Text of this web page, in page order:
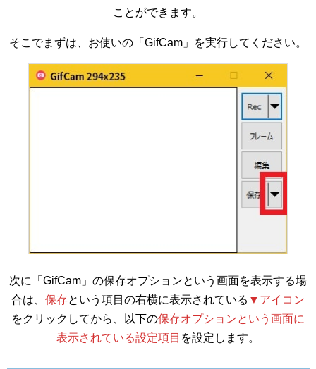
ことができます。
そこでまずは、お使いの「GifCam」を実行してください。
次に「GifCam」の保存オプションという画面を表示する場
合は、 保存という項目の右横に表示されている ▼アイコン
をクリックしてから、以下の保存オプションという画面に
表示されている設定項目 を設定します。